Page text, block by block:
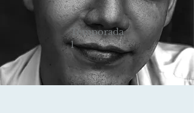
Temporada
1